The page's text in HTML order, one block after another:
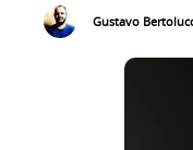
Gustavo